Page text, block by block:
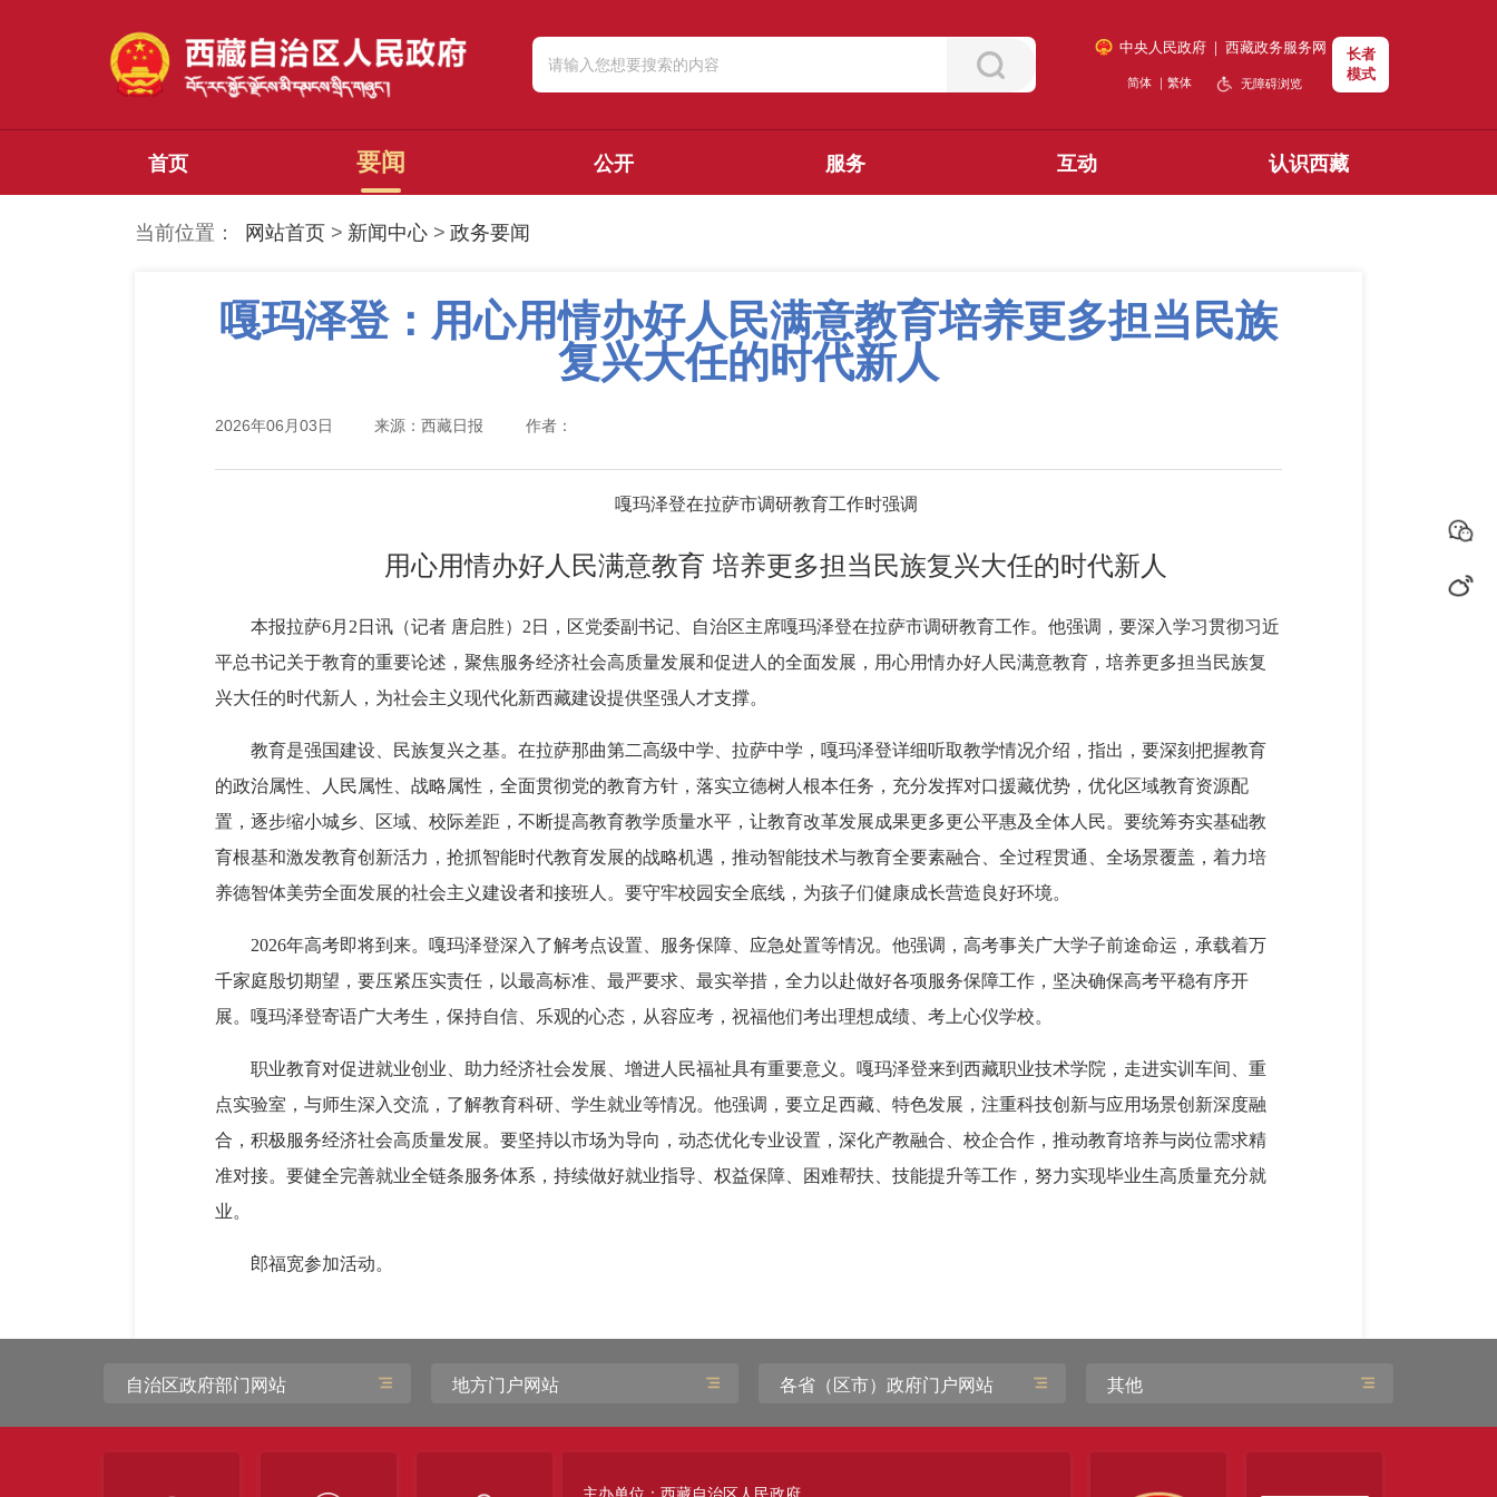
中央人民政府 ｜ 西藏政务服务网
简体｜ 繁体 无障碍浏览
长者
模式
首页 要闻 公开 服务 互动 认识西藏
当前位置： 网站首页 > 新闻中心 > 政务要闻
嘎玛泽登：用心用情办好人民满意教育培养更多担当民族
复兴大任的时代新人
2026年06月03日 来源：西藏日报 作者：
嘎玛泽登在拉萨市调研教育工作时强调
用心用情办好人民满意教育 培养更多担当民族复兴大任的时代新人
本报拉萨6月2日讯（记者 唐启胜）2日，区党委副书记、自治区主席嘎玛泽登在拉萨市调研教育工作。他强调，要深入学习贯彻习近
平总书记关于教育的重要论述，聚焦服务经济社会高质量发展和促进人的全面发展，用心用情办好人民满意教育，培养更多担当民族复
兴大任的时代新人，为社会主义现代化新西藏建设提供坚强人才支撑。
教育是强国建设、民族复兴之基。在拉萨那曲第二高级中学、拉萨中学，嘎玛泽登详细听取教学情况介绍，指出，要深刻把握教育
的政治属性、人民属性、战略属性，全面贯彻党的教育方针，落实立德树人根本任务，充分发挥对口援藏优势，优化区域教育资源配
置，逐步缩小城乡、区域、校际差距，不断提高教育教学质量水平，让教育改革发展成果更多更公平惠及全体人民。要统筹夯实基础教
育根基和激发教育创新活力，抢抓智能时代教育发展的战略机遇，推动智能技术与教育全要素融合、全过程贯通、全场景覆盖，着力培
养德智体美劳全面发展的社会主义建设者和接班人。要守牢校园安全底线，为孩子们健康成长营造良好环境。
2026年高考即将到来。嘎玛泽登深入了解考点设置、服务保障、应急处置等情况。他强调，高考事关广大学子前途命运，承载着万
千家庭殷切期望，要压紧压实责任，以最高标准、最严要求、最实举措，全力以赴做好各项服务保障工作，坚决确保高考平稳有序开
展。嘎玛泽登寄语广大考生，保持自信、乐观的心态，从容应考，祝福他们考出理想成绩、考上心仪学校。
职业教育对促进就业创业、助力经济社会发展、增进人民福祉具有重要意义。嘎玛泽登来到西藏职业技术学院，走进实训车间、重
点实验室，与师生深入交流，了解教育科研、学生就业等情况。他强调，要立足西藏、特色发展，注重科技创新与应用场景创新深度融
合，积极服务经济社会高质量发展。要坚持以市场为导向，动态优化专业设置，深化产教融合、校企合作，推动教育培养与岗位需求精
准对接。要健全完善就业全链条服务体系，持续做好就业指导、权益保障、困难帮扶、技能提升等工作，努力实现毕业生高质量充分就
业。
郎福宽参加活动。
自治区政府部门网站 地方门户网站 各省（区市）政府门户网站 其他